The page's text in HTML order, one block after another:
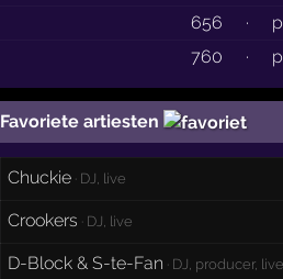
656
·
760
·
Favoriete artiesten
Chuckie · DJ, live
Crookers · DJ, live
D-Block & S-te-Fan · DJ, producer, live